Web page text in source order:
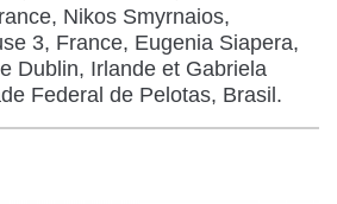
Nikos Smyrnaios,
3, France, Eugenia Siapera,
Dublin, Irlande et Gabriela
Federal de Pelotas, Brasil.